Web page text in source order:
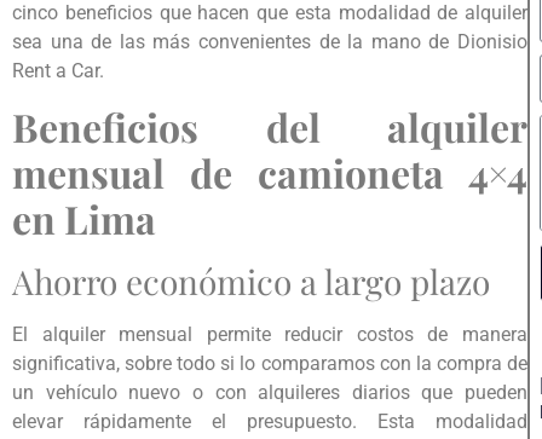
cinco beneficios que hacen que esta modalidad de alquiler
sea una de las más convenientes de la mano de Dionisio
Rent a Car.
Beneficios del alquiler
mensual de camioneta 4×4
en Lima
Ahorro económico a largo plazo
El alquiler mensual permite reducir costos de manera
significativa, sobre todo si lo comparamos con la compra de
un vehículo nuevo o con alquileres diarios que pueden
elevar rápidamente el presupuesto. Esta modalidad